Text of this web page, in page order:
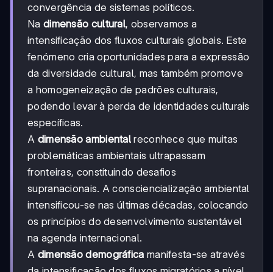
convergência de sistemas políticos.
Na dimensão cultural, observamos a
intensificação dos fluxos culturais globais. Este
fenómeno cria oportunidades para a expressão
da diversidade cultural, mas também promove
a homogeneização de padrões culturais,
podendo levar à perda de identidades culturais
específicas.
A dimensão ambiental reconhece que muitas
problemáticas ambientais ultrapassam
fronteiras, constituindo desafios
supranacionais. A consciencialização ambiental
intensificou-se nas últimas décadas, colocando
os princípios do desenvolvimento sustentável
na agenda internacional.
A dimensão demográfica manifesta-se através